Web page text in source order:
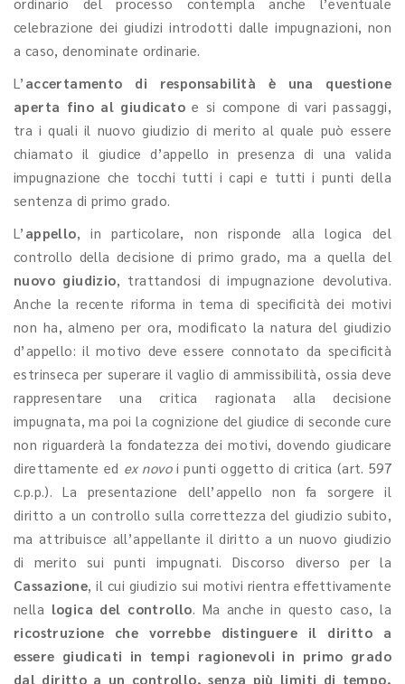
celebrazione dei giudizi introdotti dalle impugnazioni, non
a caso, denominate ordinarie.
L’ accertamento di responsabilità è una questione
aperta fino al giudicatoe si compone di vari passaggi,
tra i quali il nuovo giudizio di merito al quale può essere
chiamato il giudice d’appello in presenza di una valida
impugnazione che tocchi tutti i capi e tutti i punti della
sentenza di primo grado.
L’ appello, in particolare, non risponde alla logica del
controllo della decisione di primo grado, ma a quella del
nuovo giudizio, trattandosi di impugnazione devolutiva.
Anche la recente riforma in tema di specificità dei motivi
non ha, almeno per ora, modificato la natura del giudizio
d’appello: il motivo deve essere connotato da specificità
estrinseca per superare il vaglio di ammissibilità, ossia deve
rappresentare una critica ragionata alla decisione
impugnata, ma poi la cognizione del giudice di seconde cure
non riguarderà la fondatezza dei motivi, dovendo giudicare
direttamente ed ex novoi punti oggetto di critica (art. 597
c.p.p.). La presentazione dell’appello non fa sorgere il
diritto a un controllo sulla correttezza del giudizio subito,
ma attribuisce all’appellante il diritto a un nuovo giudizio
di merito sui punti impugnati. Discorso diverso per la
Cassazione, il cui giudizio sui motivi rientra effettivamente
nella logica del controllo. Ma anche in questo caso, la
ricostruzione che vorrebbe distinguere il diritto a
essere giudicati in tempi ragionevoli in primo grado
dal diritto a un controllo, senza più limiti di tempo,